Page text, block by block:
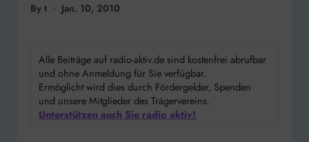
By t Jan. 10, 2010
Alle Beiträge auf radio-aktiv.de sind kostenfrei abrufbar
und ohne Anmeldung für Sie verfügbar.
Ermöglicht wird dies durch Fördergelder, Spenden
und unsere Mitglieder des Trägervereins.
Unterstützen auch Sie radio aktiv!